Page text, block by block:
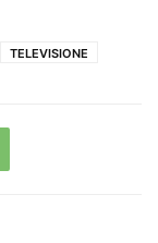
TELEVISIONE